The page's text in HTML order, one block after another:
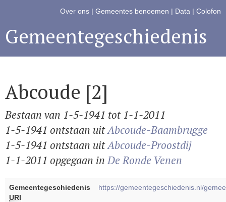
Over ons | Gemeentes benoemen | Data | Colofon
Gemeentegeschiedenis
Abcoude [2]
Bestaan van 1-5-1941 tot 1-1-2011
1-5-1941 ontstaan uitAbcoude-Baambrugge
1-5-1941 ontstaan uitAbcoude-Proostdij
1-1-2011 opgegaan inDe Ronde Venen
Gemeentegeschiedenis
URI
https://gemeentegeschiedenis.nl/